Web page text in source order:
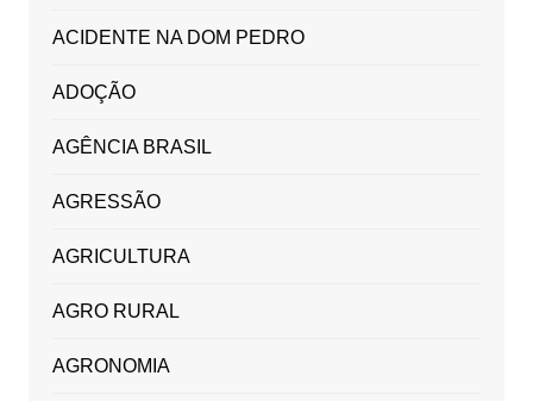
ACIDENTE NA DOM PEDRO
ADOÇÃO
AGÊNCIA BRASIL
AGRESSÃO
AGRICULTURA
AGRO RURAL
AGRONOMIA